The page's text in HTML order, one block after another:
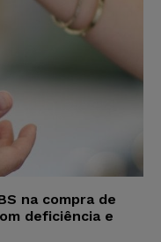
na compra de
deficiência e